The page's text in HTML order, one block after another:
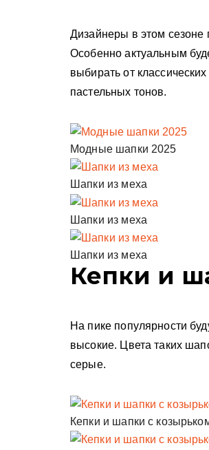
Дизайнеры в этом сезоне
Особенно актуальным
выбирать от
пастельных тонов.
Модные шапки 2025
Шапки из меха
Шапки из меха
Шапки из меха
Кепки и
На пике популярности
высокие. Цвета таких
серые.
Кепки и шапки с